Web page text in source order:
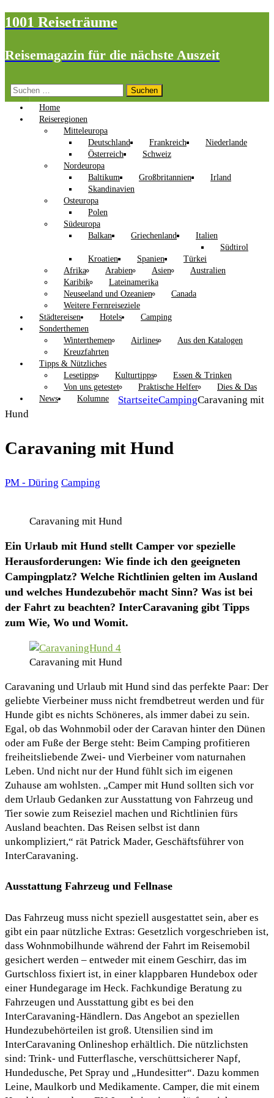
1001 Reiseträume
Reisemagazin für die nächste Auszeit
Suchen
nach:
Home
Reiseregionen
Mitteleuropa
Deutschland
Frankreich
Niederlande
Österreich
Schweiz
Nordeuropa
Baltikum
Großbritannien
Irland
Skandinavien
Osteuropa
Polen
Südeuropa
Balkan
Griechenland
Italien
Südtirol
Kroatien
Spanien
Türkei
Afrika
Arabien Asien
Australien
Karibik
Lateinamerika
Neuseeland und Ozeanien
Canada
Weitere Fernreiseziele
Städtereisen
Hotels
Camping
Sonderthemen
Winterthemen
Airlines
Aus den Katalogen
Kreuzfahrten
Tipps & Nützliches
Lesetipps
Kulturtipps
Essen & Trinken
Von uns getestet
Praktische Helfer
Dies & Das
News
Kolumne StartseiteCampingCaravaning mit
Hund
Caravaning mit Hund
PM - Düring Camping
Caravaning mit Hund
Ein Urlaub mit Hund stellt Camper vor spezielle
Herausforderungen: Wie finde ich den geeigneten
Campingplatz? Welche Richtlinien gelten im Ausland
und welches Hundezubehör macht Sinn? Was ist bei
der Fahrt zu beachten? InterCaravaning gibt Tipps
zum Wie, Wo und Womit.
Caravaning mit Hund
Caravaning und Urlaub mit Hund sind das perfekte Paar: Der
geliebte Vierbeiner muss nicht fremdbetreut werden und für
Hunde gibt es nichts Schöneres, als immer dabei zu sein.
Egal, ob das Wohnmobil oder der Caravan hinter den Dünen
oder am Fuße der Berge steht: Beim Camping profitieren
freiheitsliebende Zwei- und Vierbeiner vom naturnahen
Leben. Und nicht nur der Hund fühlt sich im eigenen
Zuhause am wohlsten. „Camper mit Hund sollten sich vor
dem Urlaub Gedanken zur Ausstattung von Fahrzeug und
Tier sowie zum Reiseziel machen und Richtlinien fürs
Ausland beachten. Das Reisen selbst ist dann
unkompliziert,“ rät Patrick Mader, Geschäftsführer von
InterCaravaning.
Ausstattung Fahrzeug und Fellnase
Das Fahrzeug muss nicht speziell ausgestattet sein, aber es
gibt ein paar nützliche Extras: Gesetzlich vorgeschrieben ist,
dass Wohnmobilhunde während der Fahrt im Reisemobil
gesichert werden – entweder mit einem Geschirr, das im
Gurtschloss fixiert ist, in einer klappbaren Hundebox oder
einer Hundegarage im Heck. Fachkundige Beratung zu
Fahrzeugen und Ausstattung gibt es bei den
InterCaravaning-Händlern. Das Angebot an speziellen
Hundezubehörteilen ist groß. Utensilien sind im
InterCaravaning Onlineshop erhältlich. Die nützlichsten
sind: Trink- und Futterflasche, verschüttsicherer Napf,
Hundedusche, Pet Spray und „Hundesitter“. Dazu kommen
Leine, Maulkorb und Medikamente. Camper, die mit einem